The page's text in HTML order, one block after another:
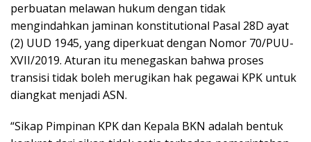
perbuatan melawan hukum dengan tidak
mengindahkan jaminan konstitutional Pasal 28D ayat
(2) UUD 1945, yang diperkuat dengan Nomor 70/PUU-
XVII/2019. Aturan itu menegaskan bahwa proses
transisi tidak boleh merugikan hak pegawai KPK untuk
diangkat menjadi ASN.
“Sikap Pimpinan KPK dan Kepala BKN adalah bentuk